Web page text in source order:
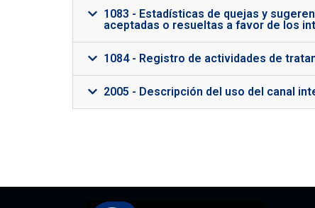
1083 - Estadísticas de quejas y
aceptadas o resueltas a favor de los
1084 - Registro de actividades de
2005 - Descripción del uso del canal